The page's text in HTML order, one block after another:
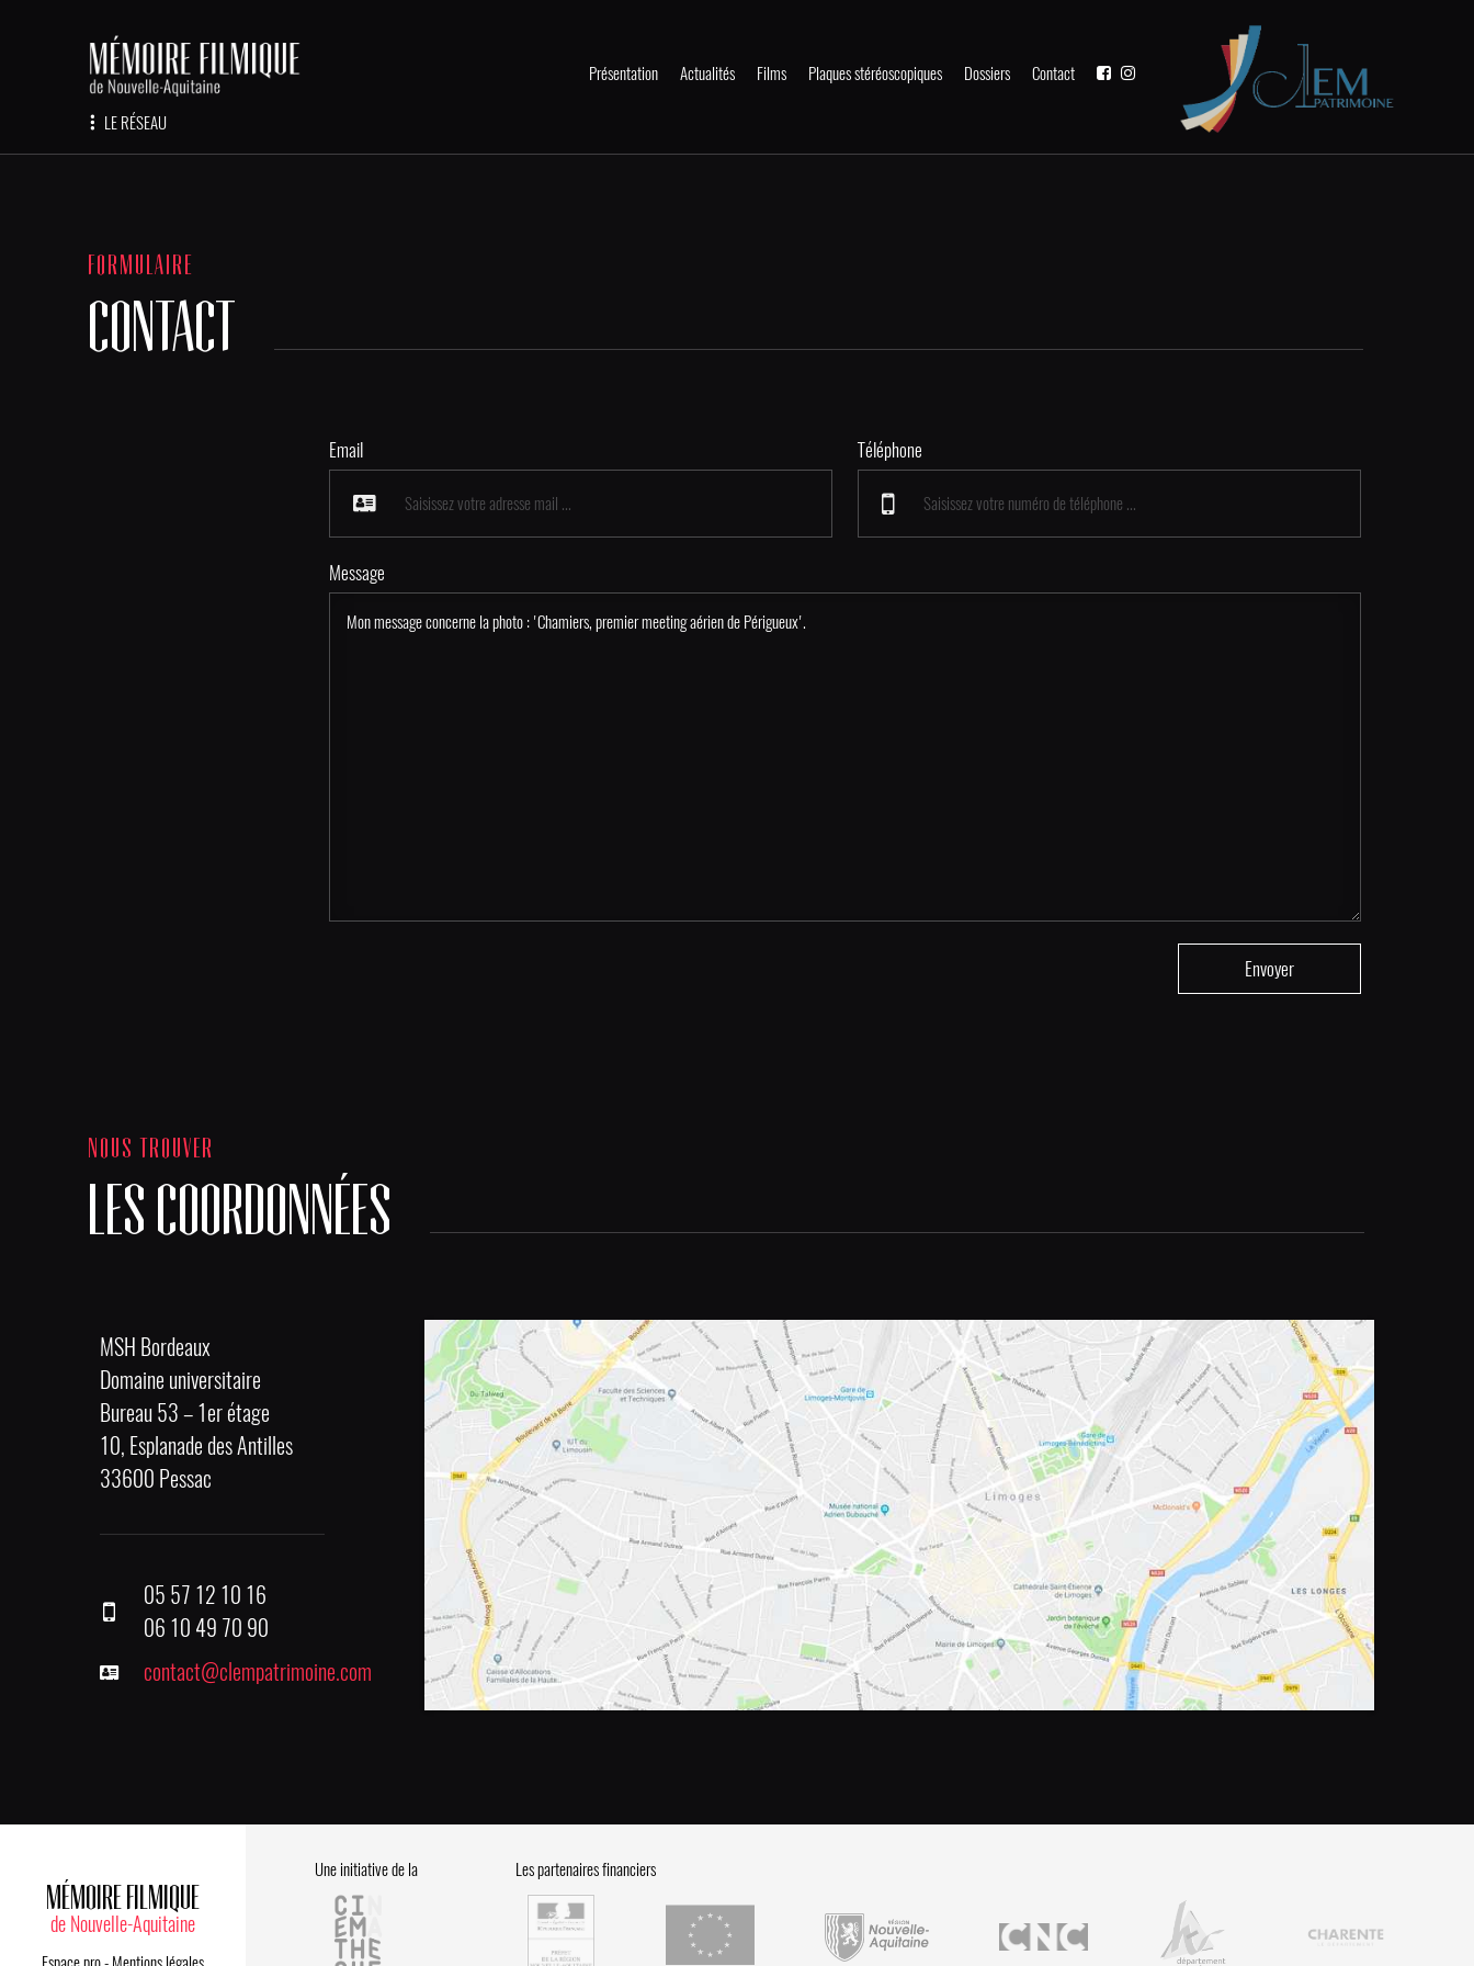
LE RÉSEAU
Présentation Actualités Films Plaques stéréoscopiques Dossiers Contact
FORMULAIRE
CONTACT
Email Téléphone
Message
NOUS TROUVER
LES COORDONNÉES
MSH Bordeaux
Domaine universitaire
Bureau 53 – 1er étage
10, Esplanade des Antilles
33600 Pessac
05 57 12 10 16
06 10 49 70 90
contact@clempatrimoine.com
MÉMOIRE FILMIQUE
de Nouvelle-Aquitaine
Une initiative de la Les partenaires financiers